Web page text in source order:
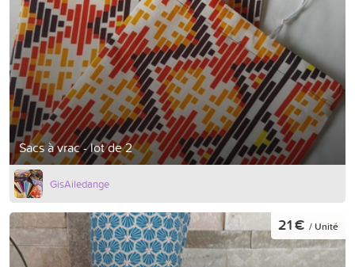
Sacs à vrac - lot de 2
GisAiledange
21 € / Unité